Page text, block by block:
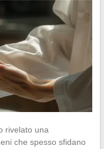
rivelato una
che spesso sfidano